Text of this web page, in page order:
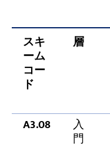
スキ
ーム
コー
ド
層
A3.08 入
門